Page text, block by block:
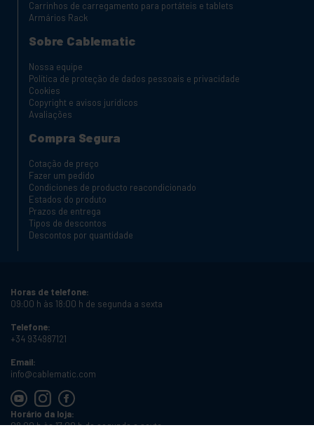
Carrinhos de carregamento para portáteis e tablets
Armários Rack
Sobre Cablematic
Nossa equipe
Política de proteção de dados pessoais e privacidade
Cookies
Copyright e avisos jurídicos
Avaliações
Compra Segura
Cotação de preço
Fazer um pedido
Condiciones de producto reacondicionado
Estados do produto
Prazos de entrega
Tipos de descontos
Descontos por quantidade
Horas de telefone:
09:00 h às 18:00 h de segunda a sexta
Telefone:
+34 934987121
Email:
info@cablematic.com
Horário da loja:
08:00 h às 17:00 h de segunda a sexta